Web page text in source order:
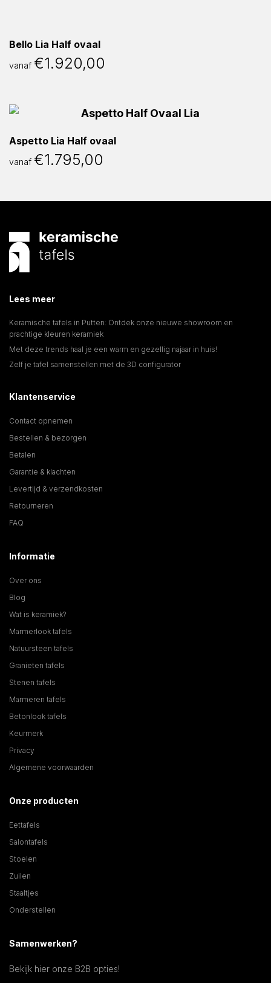
Bello Lia Half ovaal
vanaf €1.920,00
Aspetto Lia Half ovaal
vanaf €1.795,00
Lees meer
Keramische tafels in Putten: Ontdek onze nieuwe showroom en
prachtige kleuren keramiek
Met deze trends haal je een warm en gezellig najaar in huis!
Zelf je tafel samenstellen met de 3D configurator
Klantenservice
Contact opnemen
Bestellen & bezorgen
Betalen
Garantie & klachten
Levertijd & verzendkosten
Retourneren
FAQ
Informatie
Over ons
Blog
Wat is keramiek?
Marmerlook tafels
Natuursteen tafels
Granieten tafels
Stenen tafels
Marmeren tafels
Betonlook tafels
Keurmerk
Privacy
Algemene voorwaarden
Onze producten
Eettafels
Salontafels
Stoelen
Zuilen
Staaltjes
Onderstellen
Samenwerken?
Bekijk hier onze B2B opties!